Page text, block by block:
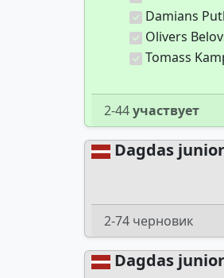
Damians
Olivers
Tomass
2-44участвует
Dagdas junior
2-74 черновик
Dagdas junior